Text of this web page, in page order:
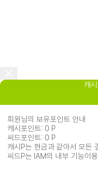
캐
회원님의 보유포인트 안내
캐시포인트: 0 P
씨드포인트: 0 P
캐시P는 현금과 같아서 모든
씨드P는 IAM의 내부 기능이